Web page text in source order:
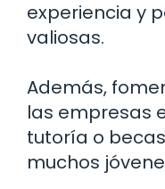
experiencia y
valiosas.
Además,
las empresas
tutoría o
muchos